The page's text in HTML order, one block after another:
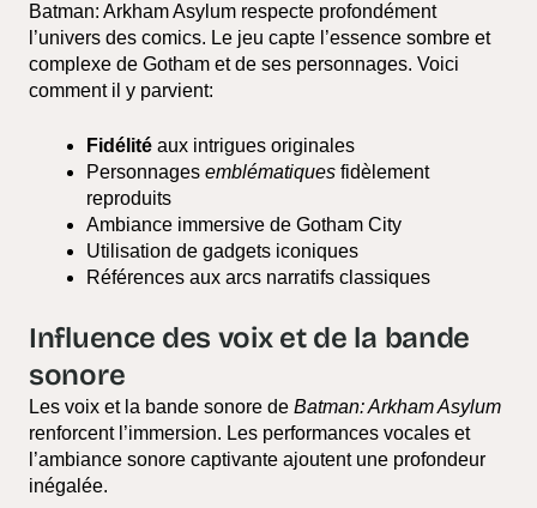
Batman: Arkham Asylum respecte profondément
l’univers des comics. Le jeu capte l’essence sombre et
complexe de Gotham et de ses personnages. Voici
comment il y parvient:
Fidélité aux intrigues originales
Personnages emblématiques fidèlement
reproduits
Ambiance immersive de Gotham City
Utilisation de gadgets iconiques
Références aux arcs narratifs classiques
Influence des voix et de la bande
sonore
Les voix et la bande sonore de Batman: Arkham Asylum
renforcent l’immersion. Les performances vocales et
l’ambiance sonore captivante ajoutent une profondeur
inégalée.